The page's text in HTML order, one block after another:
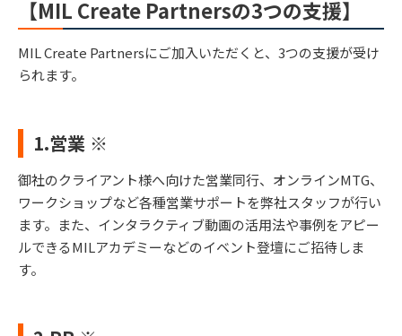
【MIL Create Partnersの3つの支援】
MIL Create Partnersにご加入いただくと、3つの支援が受け
られます。
1.営業 ※
御社のクライアント様へ向けた営業同行、オンラインMTG、
ワークショップなど各種営業サポートを弊社スタッフが行い
ます。また、インタラクティブ動画の活用法や事例をアピー
ルできるMILアカデミーなどのイベント登壇にご招待しま
す。